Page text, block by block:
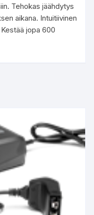
Tehokas jäähdytys
aikana. Intuitiivinen
jopa 600